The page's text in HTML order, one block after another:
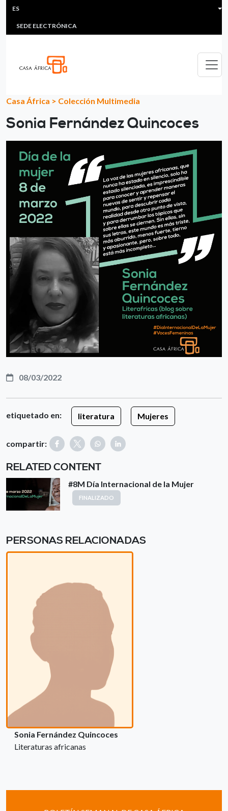
Pasar al contenido principal
HEADER MENU
MULTIMEDIA
SEDE ELECTRÓNICA
ES
Casa África > Colección Multimedia
Sonia Fernández Quincoces
08/03/2022
etiquetado en: literatura Mujeres
compartir:
RELATED CONTENT
#8M Día Internacional de la Mujer
FINALIZADO
PERSONAS RELACIONADAS
Sonia Fernández Quincoces
Literaturas africanas